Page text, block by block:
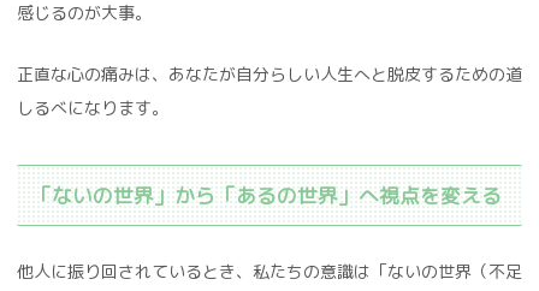
感じるのが大事。
正直な心の痛みは、あなたが自分らしい人生へと脱皮するための道
しるべになります。
「ないの世界」から「あるの世界」へ視点を変える
他人に振り回されているとき、私たちの意識は「ないの世界（不足